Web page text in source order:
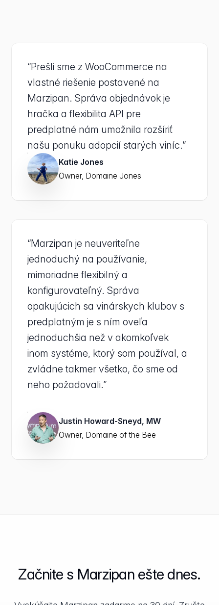
“Prešli sme z WooCommerce na
vlastné riešenie postavené na
Marzipan. Správa objednávok je
hračka a flexibilita API pre
predplatné nám umožnila rozšíriť
našu ponuku adopcií starých viníc.”
Katie Jones
Owner, Domaine Jones
“Marzipan je neuveriteľne
jednoduchý na používanie,
mimoriadne flexibilný a
konfigurovateľný. Správa
opakujúcich sa vinárskych klubov s
predplatným je s ním oveľa
jednoduchšia než v akomkoľvek
inom systéme, ktorý som používal, a
zvládne takmer všetko, čo sme od
neho požadovali.”
Justin Howard-Sneyd, MW
Owner, Domaine of the Bee
Začnite s Marzipan ešte dnes.